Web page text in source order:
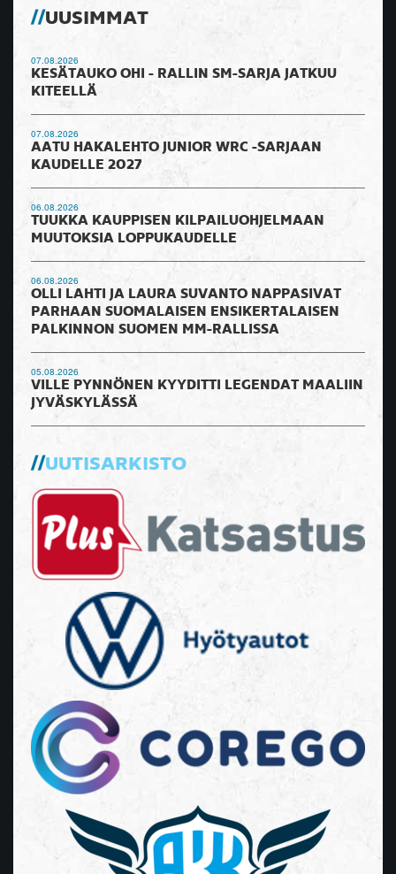
UUSIMMAT
07.08.2026
KESÄTAUKO OHI - RALLIN SM-SARJA JATKUU
KITEELLÄ
07.08.2026
AATU HAKALEHTO JUNIOR WRC -SARJAAN
KAUDELLE 2027
06.08.2026
TUUKKA KAUPPISEN KILPAILUOHJELMAAN
MUUTOKSIA LOPPUKAUDELLE
06.08.2026
OLLI LAHTI JA LAURA SUVANTO NAPPASIVAT
PARHAAN SUOMALAISEN ENSIKERTALAISEN
PALKINNON SUOMEN MM-RALLISSA
05.08.2026
VILLE PYNNÖNEN KYYDITTI LEGENDAT MAALIIN
JYVÄSKYLÄSSÄ
UUTISARKISTO